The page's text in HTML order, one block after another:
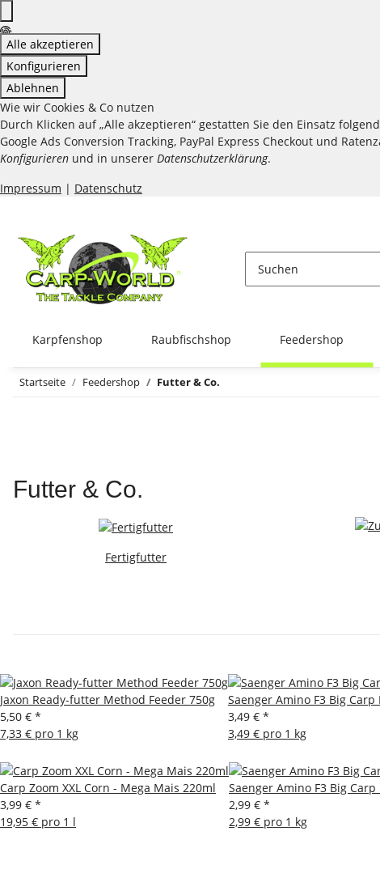
Alle akzeptieren
Konfigurieren
Ablehnen
Wie wir Cookies & Co nutzen
Durch Klicken auf „Alle akzeptieren“ gestatten Sie den Einsatz
Google Ads Conversion Tracking, PayPal Express Checkout und
Konfigurieren und in unserer Datenschutzerklärung.
Impressum | Datenschutz
Karpfenshop Raubfischshop Feedershop
Startseite Feedershop Futter & Co.
Futter & Co.
Fertigfutter
Jaxon Ready-futter Method Feeder 750g
5,50 € *
7,33 € pro 1 kg
Saenger Amino F3 Big Carp
3,49 € *
3,49 € pro 1 kg
Carp Zoom XXL Corn - Mega Mais 220ml
3,99 € *
19,95 € pro 1 l
Saenger Amino F3 Big
2,99 € *
2,99 € pro 1 kg